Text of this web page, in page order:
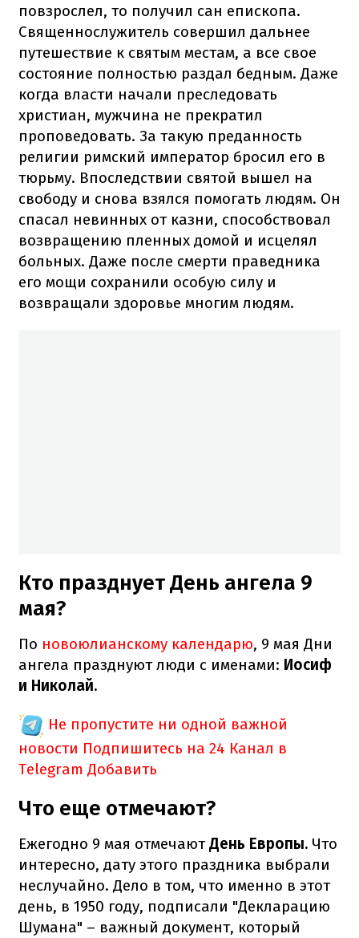
повзрослел, то получил сан епископа.
Священнослужитель совершил дальнее
путешествие к святым местам, а все свое
состояние полностью раздал бедным. Даже
когда власти начали преследовать
христиан, мужчина не прекратил
проповедовать. За такую преданность
религии римский император бросил его в
тюрьму. Впоследствии святой вышел на
свободу и снова взялся помогать людям. Он
спасал невинных от казни, способствовал
возвращению пленных домой и исцелял
больных. Даже после смерти праведника
его мощи сохранили особую силу и
возвращали здоровье многим людям.
Кто празднует День ангела 9
мая?
По новоюлианскому календарю, 9 мая Дни
ангела празднуют люди с именами: Иосиф
и Николай.
Не пропустите ни одной важной
новости Подпишитесь на 24 Канал в
Telegram Добавить
Что еще отмечают?
Ежегодно 9 мая отмечаютДень Европы. Что
интересно, дату этого праздника выбрали
неслучайно. Дело в том, что именно в этот
день, в 1950 году, подписали "Декларацию
Шумана" – важный документ, который